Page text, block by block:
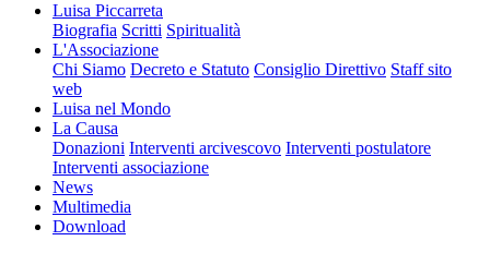
Luisa Piccarreta
Biografia Scritti Spiritualità
L'Associazione
Chi Siamo Decreto e Statuto Consiglio Direttivo Staff sito
web
Luisa nel Mondo
La Causa
Donazioni Interventi arcivescovo Interventi postulatore
Interventi associazione
News
Multimedia
Download